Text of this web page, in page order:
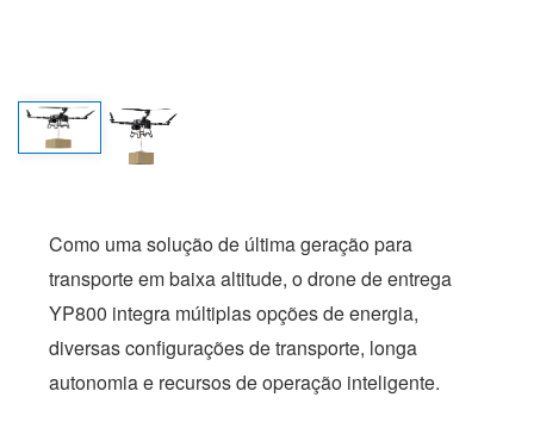
Como uma solução de última geração para
transporte em baixa altitude, o drone de entrega
YP800 integra múltiplas opções de energia,
diversas configurações de transporte, longa
autonomia e recursos de operação inteligente.